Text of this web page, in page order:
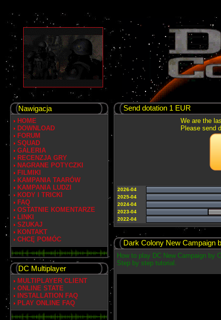
Nawigacja
HOME
DOWNLOAD
FORUM
SQUAD
GALERIA
RECENZJA GRY
NAGRANE POTYCZKI
FILMIKI
KAMPANIA TAARÓW
KAMPANIA LUDZI
KODY I TRICKI
FAQ
OSTATNIE KOMENTARZE
LINKI
SZUKAJ
KONTAKT
CHCĘ POMÓC
DC Multiplayer
MULTIPLAYER CLIENT
ONLINE STATE
INSTALLATION FAQ
PLAY ONLINE FAQ
Send dotation 1 EUR
We are the
Please send
2026-04
2025-04
2024-04
2023-04
2022-04
Dark Colony New Campaign
How to play DC New Campaign by
Step by step tutorial.